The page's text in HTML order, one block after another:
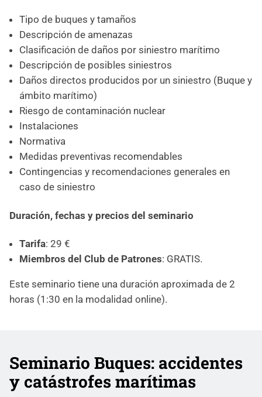
Tipo de buques y tamaños
Descripción de amenazas
Clasificación de daños por siniestro marítimo
Descripción de posibles siniestros
Daños directos producidos por un siniestro (Buque y
ámbito marítimo)
Riesgo de contaminación nuclear
Instalaciones
Normativa
Medidas preventivas recomendables
Contingencias y recomendaciones generales en
caso de siniestro
Duración, fechas y precios del seminario
Tarifa: 29 €
Miembros del Club de Patrones: GRATIS.
Este seminario tiene una duración aproximada de 2
horas (1:30 en la modalidad online).
Seminario Buques: accidentes
y catástrofes marítimas